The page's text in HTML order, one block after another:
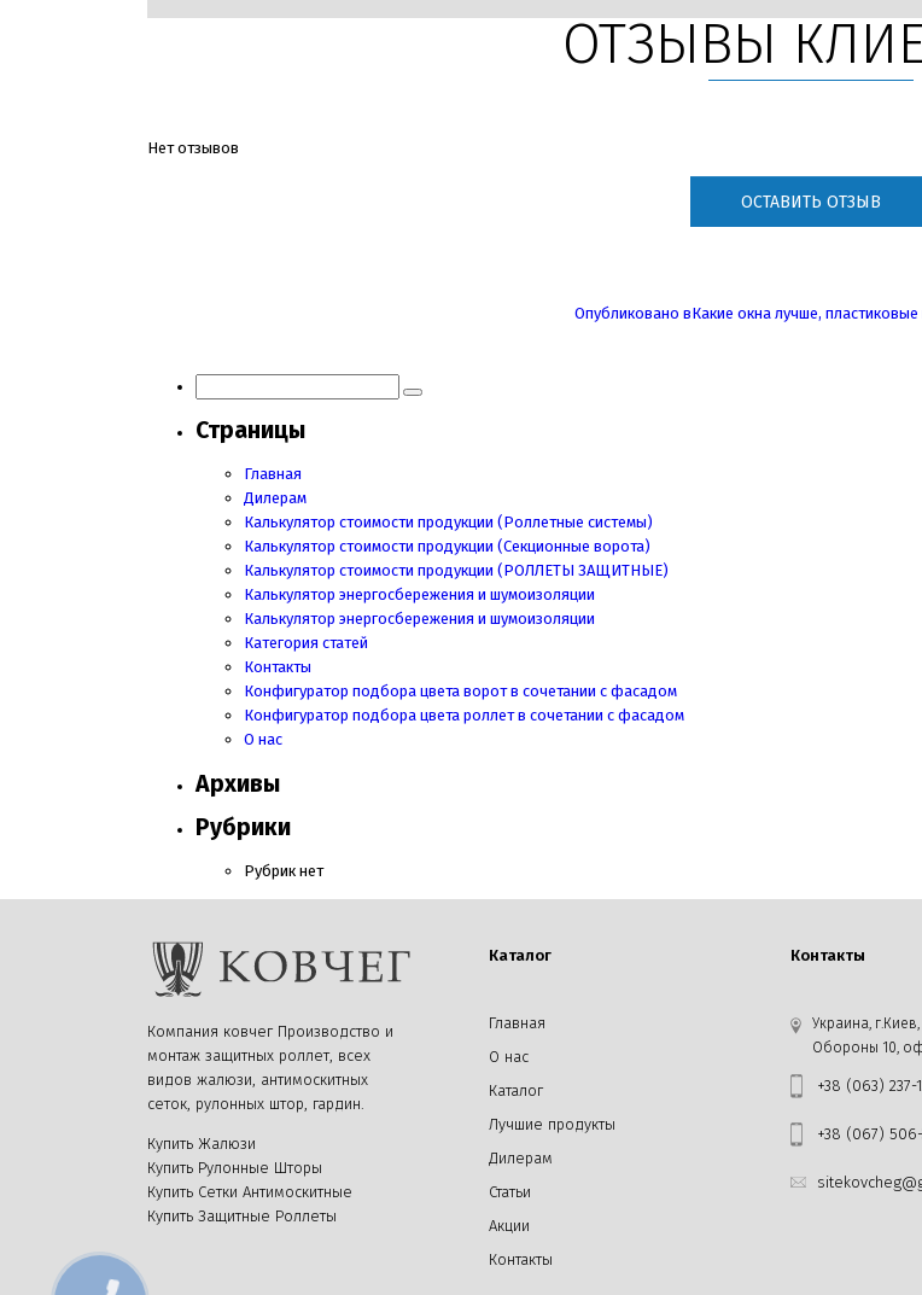
ОТЗЫВЫ
Нет отзывов
ОСТАВИТЬ ОТЗЫВ
Опубликовано вКакие окна лучше,
Страницы
Главная
Дилерам
Калькулятор стоимости продукции (Роллетные системы)
Калькулятор стоимости продукции (Секционные ворота)
Калькулятор стоимости продукции (РОЛЛЕТЫ ЗАЩИТНЫЕ)
Калькулятор энергосбережения и шумоизоляции
Калькулятор энергосбережения и шумоизоляции
Категория статей
Контакты
Конфигуратор подбора цвета ворот в сочетании с фасадом
Конфигуратор подбора цвета роллет в сочетании с фасадом
О нас
Архивы
Рубрики
Рубрик нет
Компания ковчег Производство и
монтаж защитных роллет, всех
видов жалюзи, антимоскитных
сеток, рулонных штор, гардин.
Купить Жалюзи
Купить Рулонные Шторы
Купить Сетки Антимоскитные
Купить Защитные Роллеты
Каталог
Главная
О нас
Каталог
Лучшие продукты
Дилерам
Статьи
Акции
Контакты
Контакты
Украина,
Обороны 10,
+38 (063) 237-
+38 (067) 506-